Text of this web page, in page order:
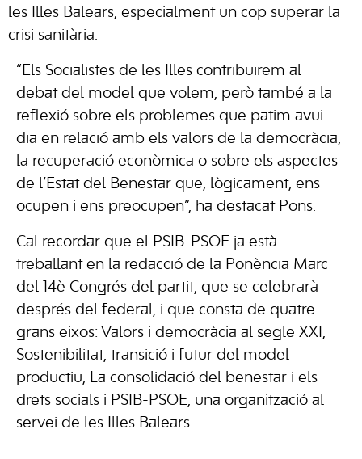
les Illes Balears, especialment un cop superar la
crisi sanitària.
“Els Socialistes de les Illes contribuirem al
debat del model que volem, però també a la
reflexió sobre els problemes que patim avui
dia en relació amb els valors de la democràcia,
la recuperació econòmica o sobre els aspectes
de l’Estat del Benestar que, lògicament, ens
ocupen i ens preocupen”, ha destacat Pons.
Cal recordar que el PSIB-PSOE ja està
treballant en la redacció de la Ponència Marc
del 14è Congrés del partit, que se celebrarà
després del federal, i que consta de quatre
grans eixos: Valors i democràcia al segle XXI,
Sostenibilitat, transició i futur del model
productiu, La consolidació del benestar i els
drets socials i PSIB-PSOE, una organització al
servei de les Illes Balears.